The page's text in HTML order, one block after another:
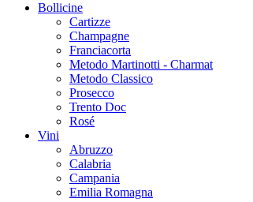
Bollicine
Cartizze
Champagne
Franciacorta
Metodo Martinotti - Charmat
Metodo Classico
Prosecco
Trento Doc
Rosé
Vini
Abruzzo
Calabria
Campania
Emilia Romagna